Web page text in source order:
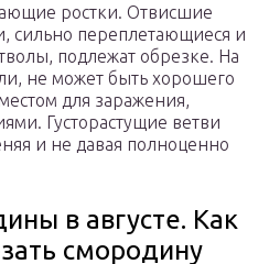
ростки. Отвисшие
сильно переплетающиеся и
подлежат обрезке. На
не может быть хорошего
для заражения,
Густорастущие ветви
и не давая полноценно
в августе. Как
смородину